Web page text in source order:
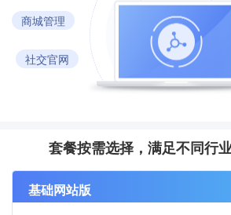
商城管理
社交官网
套餐按需选择，满足不同行
基础网站版